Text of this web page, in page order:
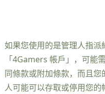
如果您使用的是管理人指派
「4Gamers 帳戶」，可能
同條款或附加條款，而且您
人可能可以存取或停用您的